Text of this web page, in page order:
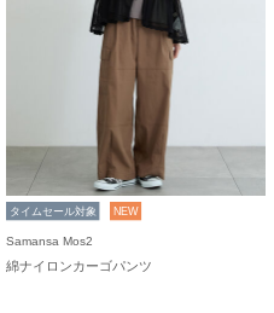
タイムセール対象 NEW
Samansa Mos2
綿ナイロンカーゴパンツ